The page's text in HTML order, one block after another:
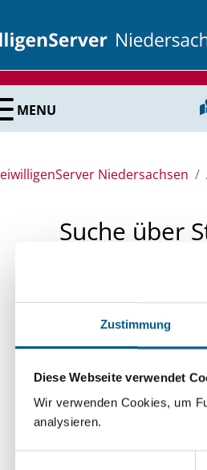
Zustimmung
Diese Webseite verwendet
Wir verwenden Cookies, um
analysieren.
MENU
Niedersachsen
Suche über
Sie suchen finanzielle
unsere
Kleinschreibung
Bitte Suchbegriff
verfeinert werden.